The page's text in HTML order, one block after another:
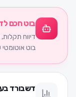
בוט חכם
דיווח
בוט אוטומטי
דשבורד